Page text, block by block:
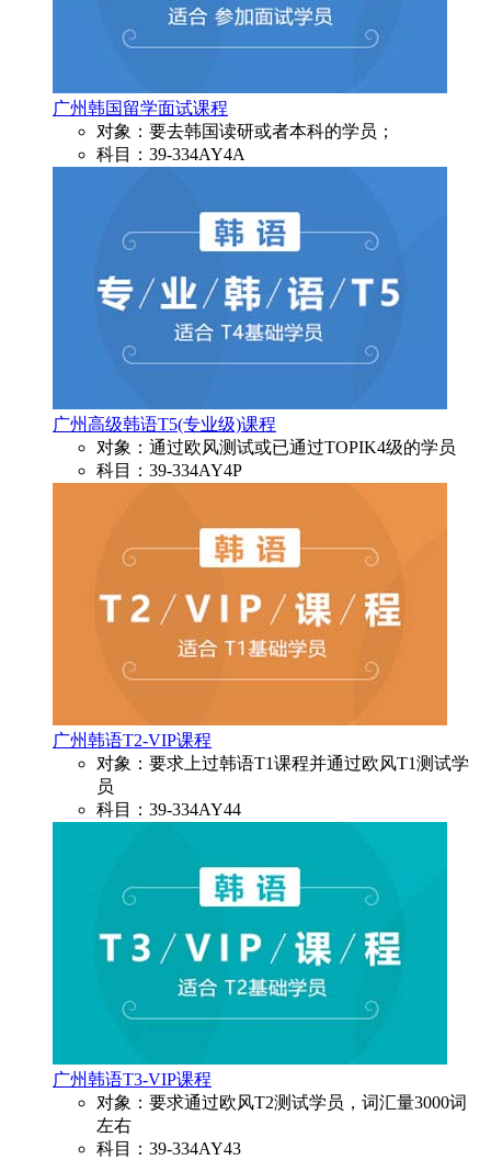
广州韩国留学面试课程
对象：要去韩国读研或者本科的学员；
科目：39-334AY4A
广州高级韩语T5(专业级)课程
对象：通过欧风测试或已通过TOPIK4级的学员
科目：39-334AY4P
广州韩语T2-VIP课程
对象：要求上过韩语T1课程并通过欧风T1测试学
员
科目：39-334AY44
广州韩语T3-VIP课程
对象：要求通过欧风T2测试学员，词汇量3000词
左右
科目：39-334AY43